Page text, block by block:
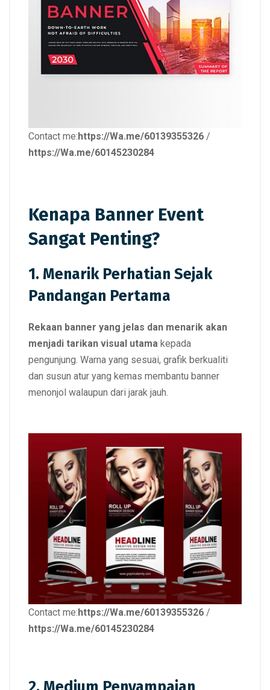
Contact me:https://Wa.me/60139355326 /
https://Wa.me/60145230284
Kenapa Banner Event
Sangat Penting?
1. Menarik Perhatian Sejak
Pandangan Pertama
Rekaan banner yang jelas dan menarik akan
menjadi tarikan visual utama kepada
pengunjung. Warna yang sesuai, grafik berkualiti
dan susun atur yang kemas membantu banner
menonjol walaupun dari jarak jauh.
Contact me:https://Wa.me/60139355326 /
https://Wa.me/60145230284